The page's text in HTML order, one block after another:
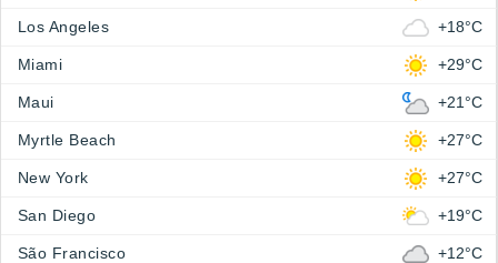
Los Angeles +18°C
Miami +29°C
Maui +21°C
Myrtle Beach +27°C
New York +27°C
San Diego +19°C
São Francisco +12°C